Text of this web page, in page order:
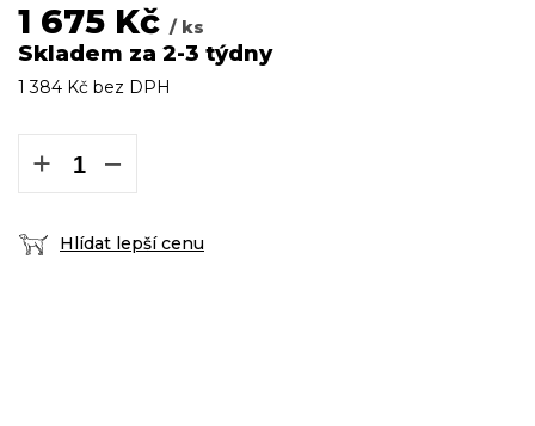
1 675 Kč / ks
Skladem za 2-3 týdny
1 384 Kč bez DPH
+ −
Hlídat lepší cenu